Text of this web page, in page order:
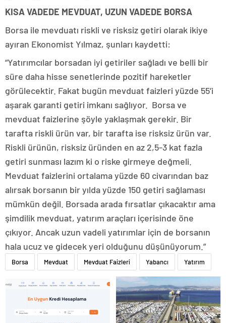
KISA VADEDE MEVDUAT, UZUN VADEDE BORSA
Borsa ile mevduatı riskli ve risksiz getiri olarak ikiye
ayıran Ekonomist Yılmaz, şunları kaydetti:
“Yatırımcılar borsadan iyi getiriler sağladı ve belli bir
süre daha hisse senetlerinde pozitif hareketler
görülecektir. Fakat bugün mevduat faizleri yüzde 55’i
aşarak garanti getiri imkanı sağlıyor. Borsa ve
mevduat faizlerine şöyle yaklaşmak gerekir. Bir
tarafta riskli ürün var, bir tarafta ise risksiz ürün var.
Riskli ürünün, risksiz üründen en az 2,5-3 kat fazla
getiri sunması lazım ki o riske girmeye değmeli.
Mevduat faizlerini ortalama yüzde 60 civarından baz
alırsak borsanın bir yılda yüzde 150 getiri sağlaması
mümkün değil. Borsada arada fırsatlar çıkacaktır ama
şimdilik mevduat, yatırım araçları içerisinde öne
çıkıyor. Ancak uzun vadeli yatırımlar için de borsanın
hala ucuz ve gidecek yeri olduğunu düşünüyorum.”
Borsa Mevduat Mevduat Faizleri Yabancı Yatırım